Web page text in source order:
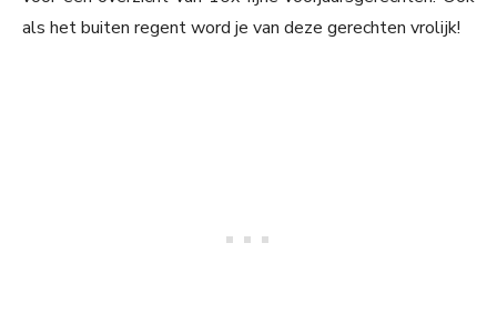
als het buiten regent word je van deze gerechten vrolijk!